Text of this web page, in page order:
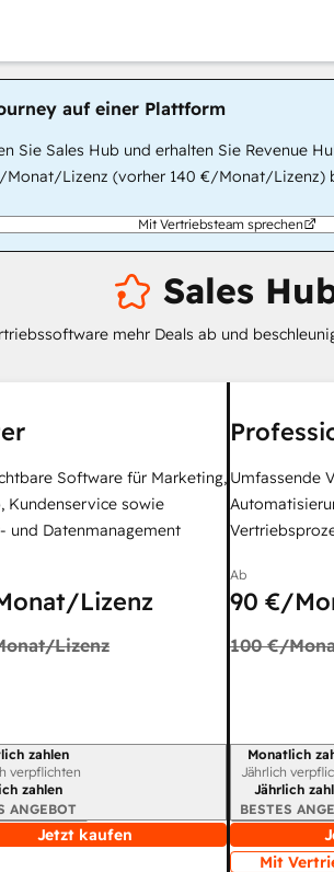
auf einer Plattform
Sie Sales Hub und erhalten Sie Revenue
Lizenz (vorher 140 €/Monat/Lizenz)
Mit Vertriebsteam sprechen
Sales
mehr Deals ab und
Software für Marketing,
Kundenservice sowie
und Datenmanagement
Lizenz
Lizenz
zahlen
verpflichten
zahlen
ANGEBOT
Jetzt kaufen
Umfassende
Ab
90 €/
100 €/
Monatlich
Jährlich
Jährlich
BESTES
Mit